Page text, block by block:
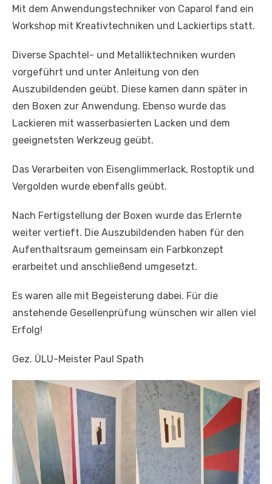
Mit dem Anwendungstechniker von Caparol fand ein
Workshop mit Kreativtechniken und Lackiertips statt.
Diverse Spachtel- und Metalliktechniken wurden
vorgeführt und unter Anleitung von den
Auszubildenden geübt. Diese kamen dann später in
den Boxen zur Anwendung. Ebenso wurde das
Lackieren mit wasserbasierten Lacken und dem
geeignetsten Werkzeug geübt.
Das Verarbeiten von Eisenglimmerlack, Rostoptik und
Vergolden wurde ebenfalls geübt.
Nach Fertigstellung der Boxen wurde das Erlernte
weiter vertieft. Die Auszubildenden haben für den
Aufenthaltsraum gemeinsam ein Farbkonzept
erarbeitet und anschließend umgesetzt.
Es waren alle mit Begeisterung dabei. Für die
anstehende Gesellenprüfung wünschen wir allen viel
Erfolg!
Gez. ÜLU-Meister Paul Spath